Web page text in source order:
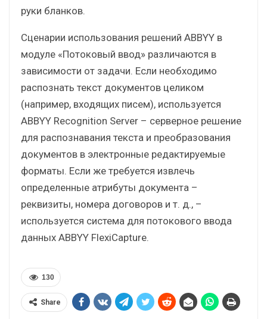
руки бланков.
Сценарии использования решений ABBYY в
модуле «Потоковый ввод» различаются в
зависимости от задачи. Если необходимо
распознать текст документов целиком
(например, входящих писем), используется
ABBYY Recognition Server – серверное решение
для распознавания текста и преобразования
документов в электронные редактируемые
форматы. Если же требуется извлечь
определенные атрибуты документа –
реквизиты, номера договоров и т. д., –
используется система для потокового ввода
данных ABBYY FlexiCapture.
130
Share